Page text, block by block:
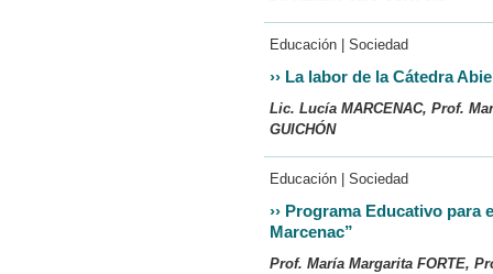
Educación | Sociedad
›› La labor de la Cátedra
Lic. Lucía MARCENAC, Prof.
GUICHÓN
Educación | Sociedad
›› Programa Educativo para
Marcenac”
Prof. María Margarita FORTE,